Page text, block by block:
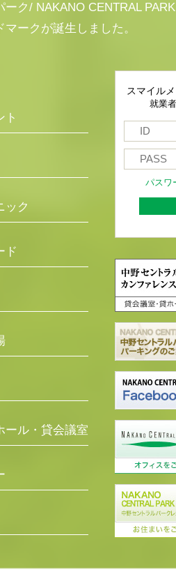
ーク/ NAKANO CENTRAL
ークが誕生しました。
ト
ック
ド
ール・貸会議室
スマイル
就業
パスワ